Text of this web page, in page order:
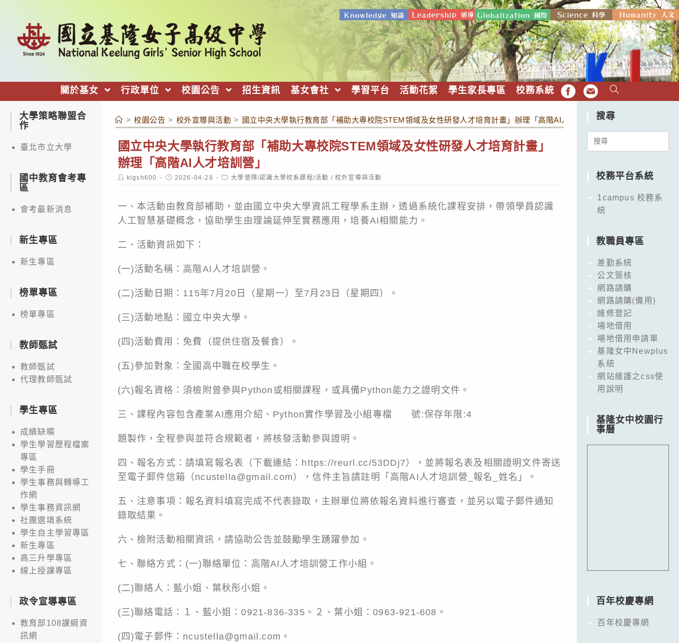
關於基女 行政單位 校園公告 招生資訊 基女會社 學習平台 活動花絮 學生家長專區 校務系統 FB EMAIL
> 校園公告 > 校外宣導與活動 > 國立中央大學執行教育部「補助大專校院STEM領域及女性研發人才培育計畫」辦理「高階AI人才培訓營」
國立中央大學執行教育部「補助大專校院STEM領域及女性研發人才培育計畫」
辦理「高階AI人才培訓營」
Post
author:
klgsh600
Post
published:
2026-04-28
Post
category:
大學營隊/認識大學校系課程/活動 / 校外宣導與活動
一、本活動由教育部補助，並由國立中央大學資訊工程學系主辦，透過系統化課程安排，帶領學員認識
人工智慧基礎概念，協助學生由理論延伸至實務應用，培養AI相關能力。
二、活動資訊如下：
(一)活動名稱：高階AI人才培訓營。
(二)活動日期：115年7月20日（星期一）至7月23日（星期四）。
(三)活動地點：國立中央大學。
(四)活動費用：免費（提供住宿及餐食）。
(五)參加對象：全國高中職在校學生。
(六)報名資格：須檢附曾參與Python或相關課程，或具備Python能力之證明文件。
三、課程內容包含產業AI應用介紹、Python實作學習及小組專檔 號:保存年限:4
題製作，全程參與並符合規範者，將核發活動參與證明。
四、報名方式：請填寫報名表（下載連結：https://reurl.cc/53DDj7），並將報名表及相關證明文件寄送
至電子郵件信箱（ncustella@gmail.com），信件主旨請註明「高階AI人才培訓營_報名_姓名」。
五、注意事項：報名資料填寫完成不代表錄取，主辦單位將依報名資料進行審查，並另以電子郵件通知
錄取結果。
六、檢附活動相關資訊，請協助公告並鼓勵學生踴躍參加。
七、聯絡方式：(一)聯絡單位：高階AI人才培訓營工作小組。
(二)聯絡人：藍小姐、葉秋彤小姐。
(三)聯絡電話：１、藍小姐：0921-836-335。２、葉小姐：0963-921-608。
(四)電子郵件：ncustella@gmail.com。
大學策略聯盟合
作
臺北市立大學
國中教育會考專
區
會考最新消息
新生專區
新生專區
榜單專區
榜單專區
教師甄試
教師甄試
代理教師甄試
學生專區
成績缺曠
學生學習歷程檔案
專區
學生手冊
學生事務與轉導工
作網
學生事務資訊網
社團選填系統
學生自主學習專區
新生專區
高三升學專區
線上授課專區
政令宣導專區
教育部108課綱資
訊網
搜尋
Search
校務平台系統
1campus 校務系
統
教職員專區
差勤系統
公文簽核
網路請購
網路請購(備用)
維修登記
場地借用
場地借用申請單
基隆女中Newplus
系統
網站維護之css使
用說明
基隆女中校園行
事曆
百年校慶專網
百年校慶專網